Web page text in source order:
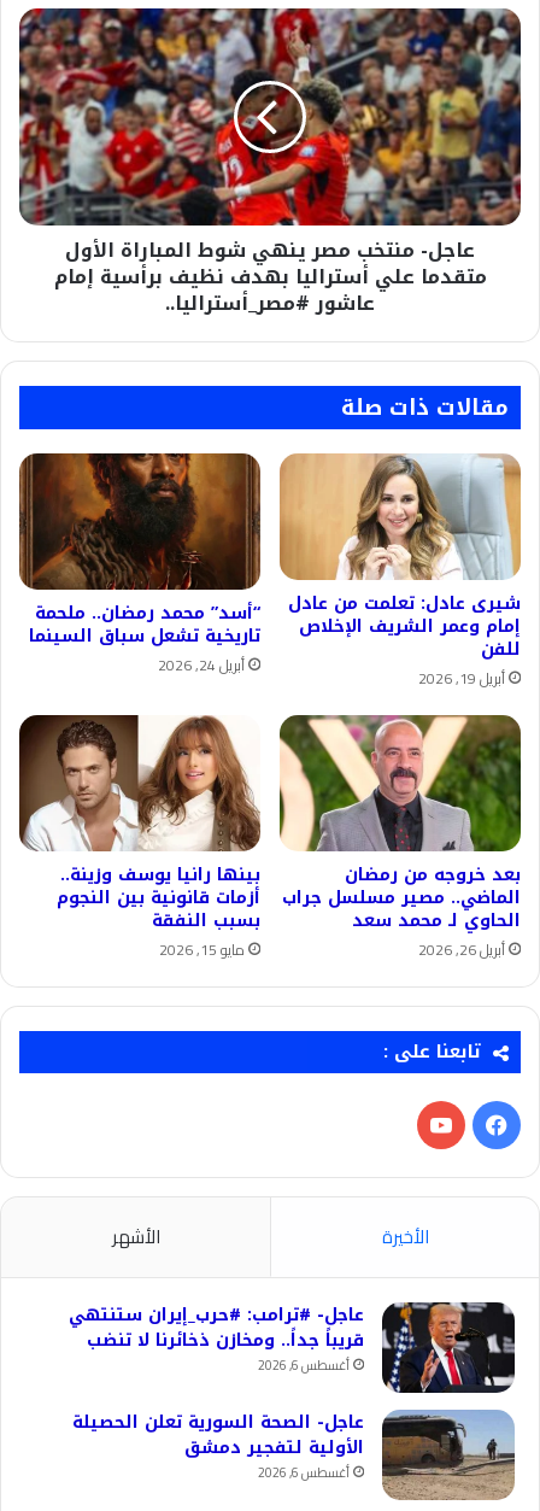
عاجل-
منتخب
مصر
ينهي
شوط
المباراة
الأول
متقدما
علي
بهدف
إمام
#مصر_أستراليا..
عاجل- منتخب مصر ينهي شوط المباراة الأول
متقدما علي أستراليا بهدف نظيف برأسية إمام
عاشور #مصر_أستراليا..
مقالات ذات صلة
شيرى عادل: تعلمت من عادل
إمام وعمر الشريف الإخلاص
للفن
أبريل 19, 2026
“أسد” محمد رمضان.. ملحمة
تاريخية تشعل سباق السينما
أبريل 24, 2026
بعد خروجه من رمضان
الماضي.. مصير مسلسل جراب
الحاوي لـ محمد سعد
أبريل 26, 2026
بينها رانيا يوسف وزينة..
أزمات قانونية بين النجوم
بسبب النفقة
مايو 15, 2026
تابعنا على :
فيسبوك‫YouTube
الأخيرة الأشهر
عاجل- #ترامب: #حرب_إيران ستنتهي
قريباً جداً.. ومخازن ذخائرنا لا تنضب
أغسطس 6, 2026
عاجل- الصحة السورية تعلن الحصيلة
الأولية لتفجير دمشق
أغسطس 6, 2026